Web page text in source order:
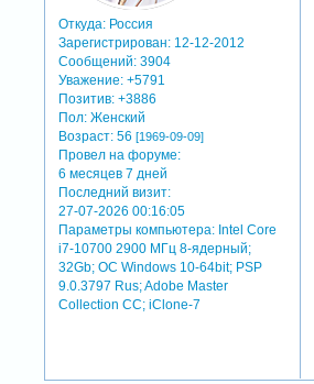
Откуда: Россия
Зарегистрирован: 12-12-2012
Сообщений: 3904
Уважение: +5791
Позитив: +3886
Пол: Женский
Возраст: 56[1969-09-09]
Провел на форуме:
6 месяцев 7 дней
Последний визит:
27-07-2026 00:16:05
Параметры компьютера: Intel Core
i7-10700 2900 МГц 8-ядерный;
32Gb; ОС Windows 10-64bit; PSP
9.0.3797 Rus; Adobe Master
Collection СС; iClone-7